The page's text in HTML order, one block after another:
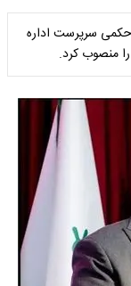
سرپرست اداره
منصوب کرد.